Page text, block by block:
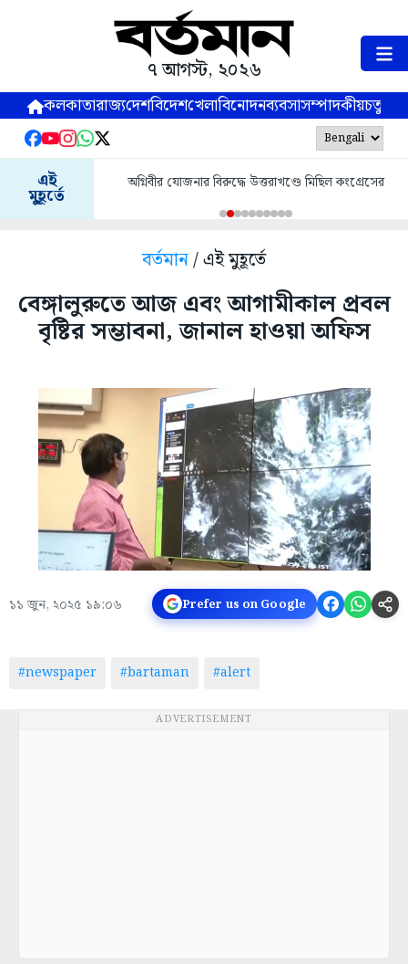
৭ আগস্ট, ২০২৬
কলকাতারাজ্যদেশবিদেশখেলাবিনোদনব্যবসাসম্পাদকীয়
এই
মুহূর্তে
অগ্নিবীর যোজনার বিরুদ্ধে উত্তরাখণ্ডে মিছিল কংগ্রেসের
বর্তমান/ এই মুহূর্তে
বেঙ্গালুরুতে আজ এবং আগামীকাল প্রবল
বৃষ্টির সম্ভাবনা, জানাল হাওয়া অফিস
১১ জুন, ২০২৫ ১৯:০৬ Prefer us on Google
#newspaper #bartaman #alert
ADVERTISEMENT